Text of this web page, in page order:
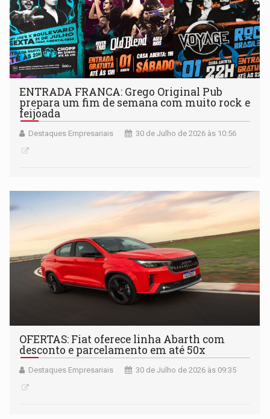
ENTRADA FRANCA: Grego Original Pub
prepara um fim de semana com muito rock e
feijoada
Destaques Empresariais 30 de Julho de 2026 às 10:56
OFERTAS: Fiat oferece linha Abarth com
desconto e parcelamento em até 50x
Destaques Empresariais 30 de Julho de 2026 às 09:35